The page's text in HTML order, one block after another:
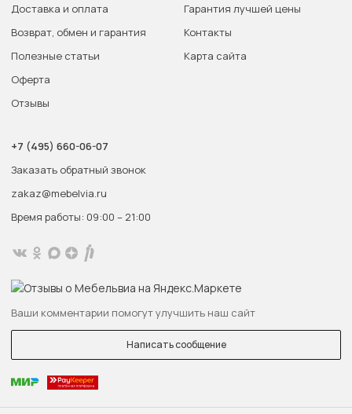
Доставка и оплата
Возврат, обмен и гарантия
Полезные статьи
Оферта
Отзывы
Гарантия лучшей цены
Контакты
Карта сайта
+7 (495) 660-06-07
Заказать обратный звонок
zakaz@mebelvia.ru
Время работы: 09:00 – 21:00
Ваши комментарии помогут улучшить наш сайт
Написать сообщение